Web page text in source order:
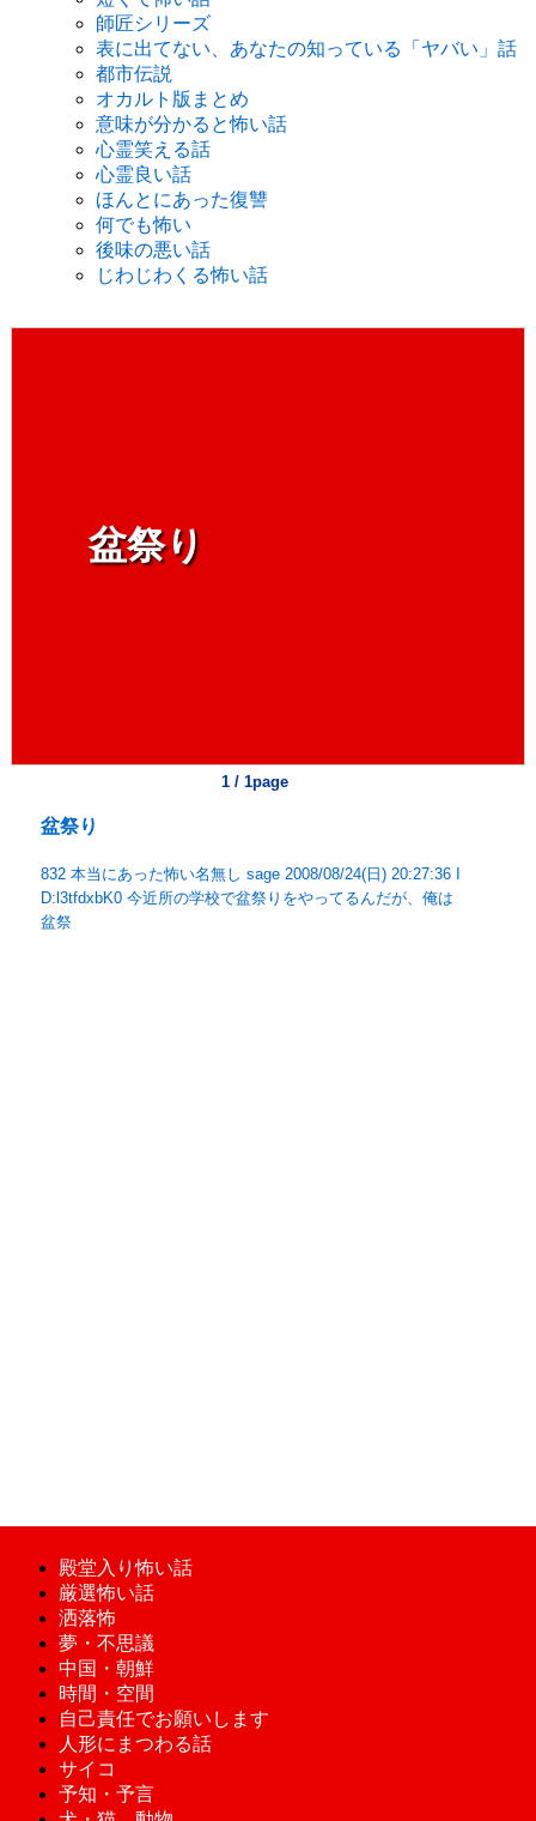
師匠シリーズ
表に出てない、あなたの知っている「ヤバい」話
都市伝説
オカルト版まとめ
意味が分かると怖い話
心霊笑える話
心霊良い話
ほんとにあった復讐
何でも怖い
後味の悪い話
じわじわくる怖い話
盆祭り
1 / 1page
盆祭り
832 本当にあった怖い名無し sage 2008/08/24(日) 20:27:36 I
D:l3tfdxbK0 今近所の学校で盆祭りをやってるんだが、俺は
盆祭
殿堂入り怖い話
厳選怖い話
洒落怖
夢・不思議
中国・朝鮮
時間・空間
自己責任でお願いします
人形にまつわる話
サイコ
予知・予言